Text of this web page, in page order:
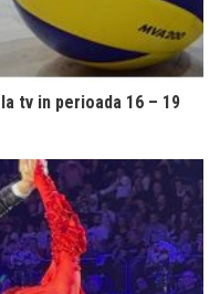
tv in perioada 16 – 19